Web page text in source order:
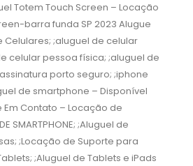
Totem Touch Screen – Locação
barra funda SP 2023 Alugue
Celulares; ;aluguel de celular
celular pessoa física; ;aluguel de
porto seguro; ;iphone
de smartphone – Disponível
Em Contato – Locação de
SMARTPHONE; ;Aluguel de
;Locação de Suporte para
;Aluguel de Tablets e iPads